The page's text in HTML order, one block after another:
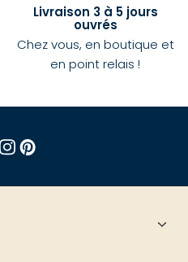
Livraison 3 à 5 jours
ouvrés
Chez vous, en boutique et
en point relais !